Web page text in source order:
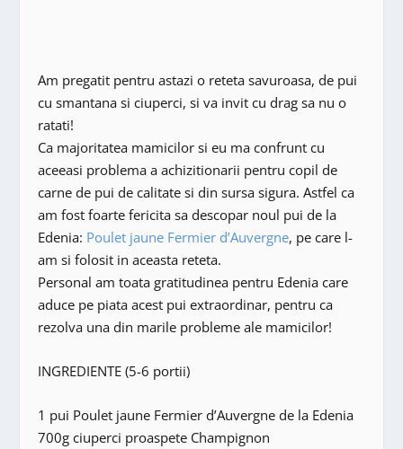
Am pregatit pentru astazi o reteta savuroasa, de pui
cu smantana si ciuperci, si va invit cu drag sa nu o
ratati!
Ca majoritatea mamicilor si eu ma confrunt cu
aceeasi problema a achizitionarii pentru copil de
carne de pui de calitate si din sursa sigura. Astfel ca
am fost foarte fericita sa descopar noul pui de la
Edenia: Poulet jaune Fermier d’Auvergne, pe care l-
am si folosit in aceasta reteta.
Personal am toata gratitudinea pentru Edenia care
aduce pe piata acest pui extraordinar, pentru ca
rezolva una din marile probleme ale mamicilor!
INGREDIENTE (5-6 portii)
1 pui Poulet jaune Fermier d’Auvergne de la Edenia
700g ciuperci proaspete Champignon